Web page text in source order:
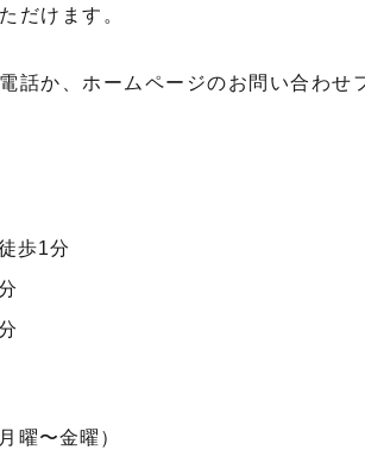
だけます。
話か、ホームページのお問い合わ
歩1分
曜〜金曜）